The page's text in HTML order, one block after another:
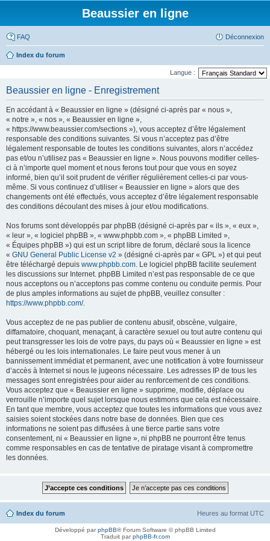
Beaussier en ligne
FAQ Déconnexion
Index du forum
Langue :
Beaussier en ligne - Enregistrement
En accédant à « Beaussier en ligne » (désigné ci-après par « nous »,
« notre », « nos », « Beaussier en ligne »,
« https://www.beaussier.com/sections »), vous acceptez d’être légalement
responsable des conditions suivantes. Si vous n’acceptez pas d’être
légalement responsable de toutes les conditions suivantes, alors n’accédez
pas et/ou n’utilisez pas « Beaussier en ligne ». Nous pouvons modifier celles-
ci à n’importe quel moment et nous ferons tout pour que vous en soyez
informé, bien qu’il soit prudent de vérifier régulièrement celles-ci par vous-
même. Si vous continuez d’utiliser « Beaussier en ligne » alors que des
changements ont été effectués, vous acceptez d’être légalement responsable
des conditions découlant des mises à jour et/ou modifications.
Nos forums sont développés par phpBB (désigné ci-après par « ils », « eux »,
« leur », « logiciel phpBB », « www.phpbb.com », « phpBB Limited »,
« Équipes phpBB ») qui est un script libre de forum, déclaré sous la licence
« GNU General Public License v2 » (désigné ci-après par « GPL ») et qui peut
être téléchargé depuis www.phpbb.com. Le logiciel phpBB facilite seulement
les discussions sur Internet. phpBB Limited n’est pas responsable de ce que
nous acceptons ou n’acceptons pas comme contenu ou conduite permis. Pour
de plus amples informations au sujet de phpBB, veuillez consulter :
https://www.phpbb.com/.
Vous acceptez de ne pas publier de contenu abusif, obscène, vulgaire,
diffamatoire, choquant, menaçant, à caractère sexuel ou tout autre contenu qui
peut transgresser les lois de votre pays, du pays où « Beaussier en ligne » est
hébergé ou les lois internationales. Le faire peut vous mener à un
bannissement immédiat et permanent, avec une notification à votre fournisseur
d’accès à Internet si nous le jugeons nécessaire. Les adresses IP de tous les
messages sont enregistrées pour aider au renforcement de ces conditions.
Vous acceptez que « Beaussier en ligne » supprime, modifie, déplace ou
verrouille n’importe quel sujet lorsque nous estimons que cela est nécessaire.
En tant que membre, vous acceptez que toutes les informations que vous avez
saisies soient stockées dans notre base de données. Bien que ces
informations ne soient pas diffusées à une tierce partie sans votre
consentement, ni « Beaussier en ligne », ni phpBB ne pourront être tenus
comme responsables en cas de tentative de piratage visant à compromettre
les données.
Index du forum Heures au format UTC
Développé parphpBB® Forum Software © phpBB Limited
Traduit parphpBB-fr.com